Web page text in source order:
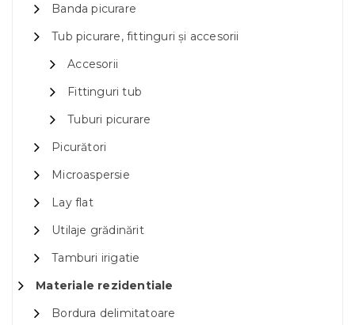
Banda picurare
Tub picurare, fittinguri și accesorii
Accesorii
Fittinguri tub
Tuburi picurare
Picurători
Microaspersie
Lay flat
Utilaje grădinărit
Tamburi irigatie
Materiale rezidentiale
Bordura delimitatoare